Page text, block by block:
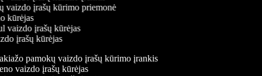
vaizdo įrašų kūrimo priemonė
kūrėjas
vaizdo įrašų kūrėjas
įrašų kūrėjas
pamokų vaizdo įrašų kūrimo įrankis
vaizdo įrašų kūrėjas